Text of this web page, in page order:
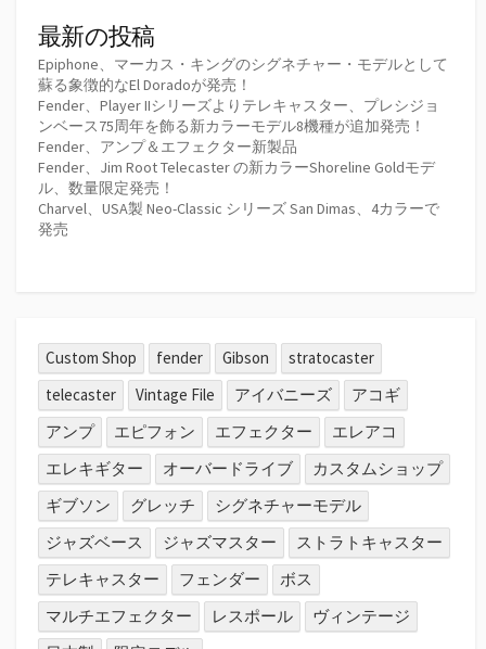
最新の投稿
Epiphone、マーカス・キングのシグネチャー・モデルとして
蘇る象徴的なEl Doradoが発売！
Fender、Player IIシリーズよりテレキャスター、プレシジョ
ンベース75周年を飾る新カラーモデル8機種が追加発売！
Fender、アンプ＆エフェクター新製品
Fender、Jim Root Telecaster の新カラーShoreline Goldモデ
ル、数量限定発売！
Charvel、USA製 Neo-Classic シリーズ San Dimas、4カラーで
発売
Custom Shop fender Gibson
stratocaster
telecaster
Vintage File アイバニーズ
アコギ
アンプ
エピフォン エフェクター
エレアコ
エレキギター
オーバードライブ
カスタムショップ
ギブソン
グレッチ
シグネチャーモデル
ジャズベース
ジャズマスター
ストラトキャスター
テレキャスター
フェンダー
ボス
マルチエフェクター
レスポール
ヴィンテージ